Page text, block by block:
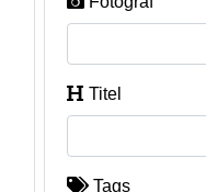
Titel
Tags